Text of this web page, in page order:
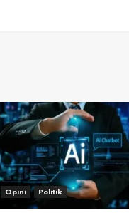
Opini Politik